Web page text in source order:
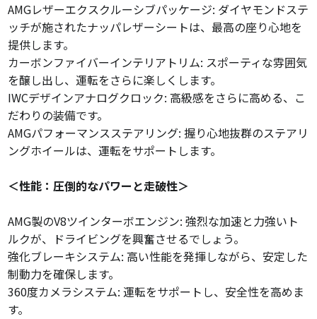
AMGレザーエクスクルーシブパッケージ: ダイヤモンドステ
ッチが施されたナッパレザーシートは、最高の座り心地を
提供します。
カーボンファイバーインテリアトリム: スポーティな雰囲気
を醸し出し、運転をさらに楽しくします。
IWCデザインアナログクロック: 高級感をさらに高める、こ
だわりの装備です。
AMGパフォーマンスステアリング: 握り心地抜群のステアリ
ングホイールは、運転をサポートします。
＜性能：圧倒的なパワーと走破性＞
AMG製のV8ツインターボエンジン: 強烈な加速と力強いト
ルクが、ドライビングを興奮させるでしょう。
強化ブレーキシステム: 高い性能を発揮しながら、安定した
制動力を確保します。
360度カメラシステム: 運転をサポートし、安全性を高めま
す。